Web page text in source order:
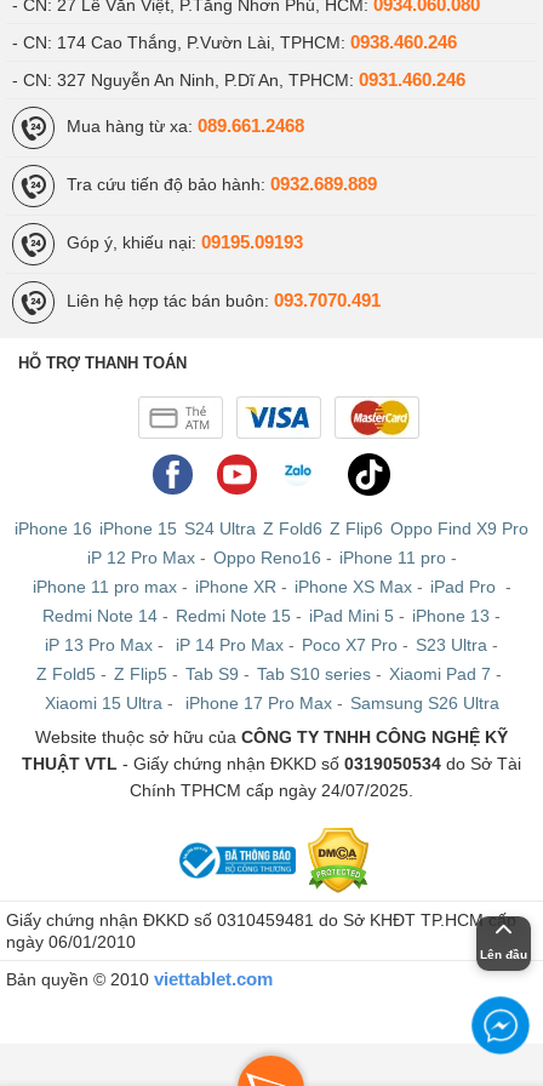
- CN: 27 Lê Văn Việt, P.Tăng Nhơn Phú, HCM:
- CN: 174 Cao Thắng, P.Vườn Lài, TPHCM: 0938.460.246
- CN: 327 Nguyễn An Ninh, P.Dĩ An, TPHCM: 0931.460.246
Mua hàng từ xa: 089.661.2468
Tra cứu tiến độ bảo hành: 0932.689.889
Góp ý, khiếu nại: 09195.09193
Liên hệ hợp tác bán buôn: 093.7070.491
HỖ TRỢ THANH TOÁN
iPhone 16 iPhone 15 S24 Ultra Z Fold6 Z Flip6 Oppo Find X9 Pro
iP 12 Pro Max- Oppo Reno16 - iPhone 11 pro-
iPhone 11 pro max- iPhone XR - iPhone XS Max- iPad Pro -
Redmi Note 14 - Redmi Note 15 - iPad Mini 5 - iPhone 13 -
iP 13 Pro Max - iP 14 Pro Max - Poco X7 Pro - S23 Ultra -
Z Fold5 - Z Flip5 - Tab S9 - Tab S10 series - Xiaomi Pad 7 -
Xiaomi 15 Ultra - iPhone 17 Pro Max- Samsung S26 Ultra
Website thuộc sở hữu của CÔNG TY TNHH CÔNG NGHỆ KỸ
THUẬT VTL - Giấy chứng nhận ĐKKD số 0319050534 do Sở Tài
Chính TPHCM cấp ngày 24/07/2025.
Giấy chứng nhận ĐKKD số 0310459481 do Sở KHĐT TP.HCM cấp
ngày 06/01/2010
Bản quyền © 2010 viettablet.com
Lên đầu